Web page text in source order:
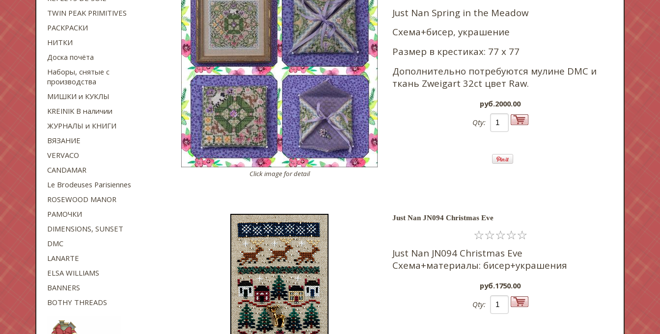
TWIN PEAK PRIMITIVES
РАСКРАСКИ
НИТКИ
Доска почёта
Наборы, снятые с
производства
МИШКИ и КУКЛЫ
KREINIK В наличии
ЖУРНАЛЫ и КНИГИ
ВЯЗАНИЕ
VERVACO
CANDAMAR
Le Brodeuses Parisiennes
ROSEWOOD MANOR
РАМОЧКИ
DIMENSIONS, SUNSET
DMC
LANARTE
ELSA WILLIAMS
BANNERS
BOTHY THREADS
Click image for detail
Just Nan Spring in the Meadow
Схема+бисер, украшение
Размер в крестиках: 77 x 77
Дополнительно потребуются мулине DMC и
ткань Zweigart 32ct цвет Raw.
pyб.2000.00
Qty:
Just Nan JN094 Christmas Eve
☆☆☆☆☆
Just Nan JN094 Christmas Eve
Схема+материалы: бисер+украшения
pyб.1750.00
Qty: